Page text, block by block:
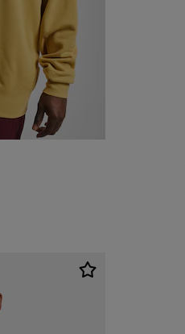
94,99 EUR